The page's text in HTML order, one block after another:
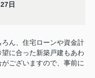
日
ん、住宅ローンや資金計
に合った新築戸建もあわ
ございますので、事前に